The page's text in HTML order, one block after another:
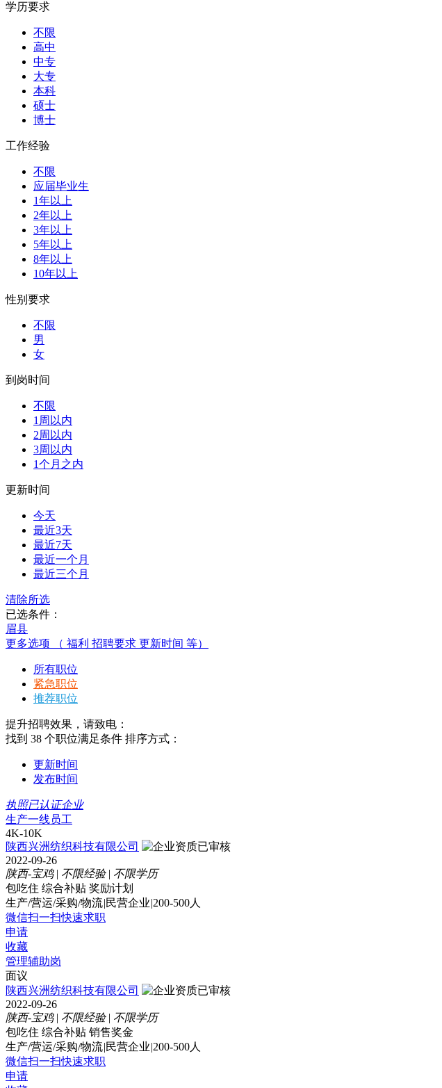
学历要求
不限
高中
中专
大专
本科
硕士
博士
工作经验
不限
应届毕业生
1年以上
2年以上
3年以上
5年以上
8年以上
10年以上
性别要求
不限
男
女
到岗时间
不限
1周以内
2周以内
3周以内
1个月之内
更新时间
今天
最近3天
最近7天
最近一个月
最近三个月
清除所选
已选条件：
眉县
更多选项 （ 福利 招聘要求 更新时间 等）
所有职位
紧急职位
推荐职位
提升招聘效果，请致电：
找到 38 个职位满足条件 排序方式：
更新时间
发布时间
执照已认证企业
生产一线员工
4K-10K
陕西兴洲纺织科技有限公司
2022-09-26
陕西-宝鸡 | 不限经验 | 不限学历
包吃住 综合补贴 奖励计划
生产/营运/采购/物流|民营企业|200-500人
微信扫一扫快速求职
申请
收藏
管理辅助岗
面议
陕西兴洲纺织科技有限公司
2022-09-26
陕西-宝鸡 | 不限经验 | 不限学历
包吃住 综合补贴 销售奖金
生产/营运/采购/物流|民营企业|200-500人
微信扫一扫快速求职
申请